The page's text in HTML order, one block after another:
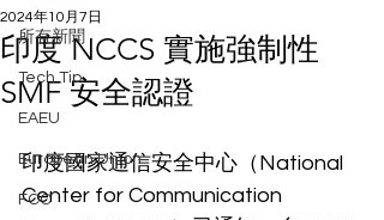
所有新聞
Tech Tip
EAEU
European Union
FCC
印度 NCCS 實施強制性
SMF 安全認證
2024年10月7日
印度國家通信安全中心（National
Center for Communication